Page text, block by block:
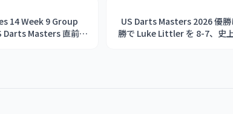
14 Week 9 Group
Darts Masters 直前イ
US Darts Masters 2026 優
勝で Luke Littler を 8-7、史